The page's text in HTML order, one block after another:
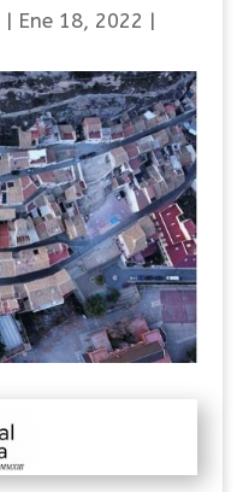
| Ene 18, 2022 |